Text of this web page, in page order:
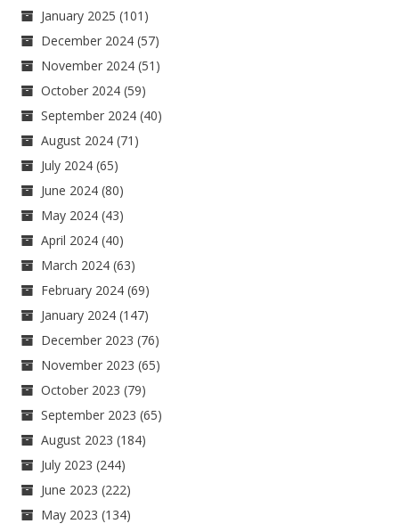
January 2025 (101)
December 2024 (57)
November 2024 (51)
October 2024 (59)
September 2024 (40)
August 2024 (71)
July 2024 (65)
June 2024 (80)
May 2024 (43)
April 2024 (40)
March 2024 (63)
February 2024 (69)
January 2024 (147)
December 2023 (76)
November 2023 (65)
October 2023 (79)
September 2023 (65)
August 2023 (184)
July 2023 (244)
June 2023 (222)
May 2023 (134)